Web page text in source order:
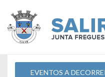
EVENTOS A